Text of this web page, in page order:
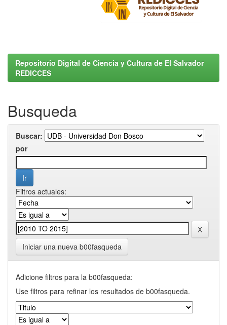
Repositorio Digital de Ciencia y Cultura de El Salvador
REDICCES
Busqueda
Buscar:
por
Filtros actuales:
Iniciar una nueva b00fasqueda
Adicione filtros para la b00fasqueda:
Use filtros para refinar los resultados de b00fasqueda.